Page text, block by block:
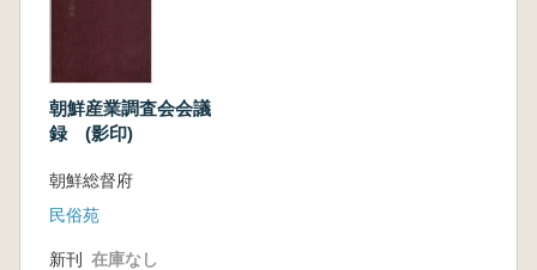
朝鮮産業調査会会議
録 (影印)
朝鮮総督府
民俗苑
新刊 在庫なし